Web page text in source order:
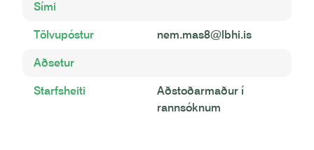
Sími
Tölvupóstur nem.mas8@lbhi.is
Aðsetur
Starfsheiti
Aðstoðarmaður í
rannsóknum